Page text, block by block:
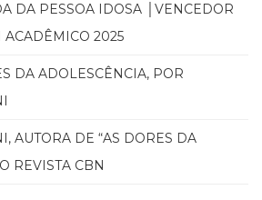
DA PESSOA IDOSA │VENCEDOR
2025
DA ADOLESCÊNCIA, POR
AUTORA DE “AS DORES DA
REVISTA CBN